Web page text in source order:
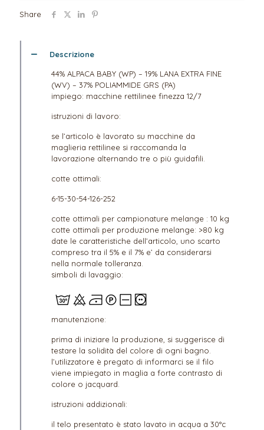
Share
Descrizione
44% ALPACA BABY (WP) – 19% LANA EXTRA FINE
(WV) – 37% POLIAMMIDE GRS (PA)
impiego: macchine rettilinee finezza 12/7
istruzioni di lavoro:
se l’articolo è lavorato su macchine da
maglieria rettilinee si raccomanda la
lavorazione alternando tre o più guidafili.
cotte ottimali:
6-15-30-54-126-252
cotte ottimali per campionature melange : 10 kg
cotte ottimali per produzione melange: >80 kg
date le caratteristiche dell’articolo, uno scarto
compreso tra il 5% e il 7% e’ da considerarsi
nella normale tolleranza.
simboli di lavaggio:
manutenzione:
prima di iniziare la produzione, si suggerisce di
testare la solidità del colore di ogni bagno.
l’utilizzatore è pregato di informarci se il filo
viene impiegato in maglia a forte contrasto di
colore o jacquard.
istruzioni addizionali:
il telo presentato è stato lavato in acqua a 30°c